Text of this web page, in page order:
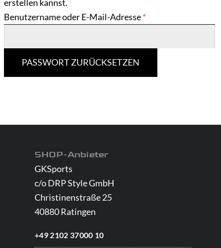
erstellen kannst.
Benutzername oder E-Mail-Adresse*Erforderlich
PASSWORT ZURÜCKSETZEN
SHOP-Anbieter
GKSports
c/o DRP Style GmbH
Christinenstraße 25
40880 Ratingen
+49 2102 37000 10